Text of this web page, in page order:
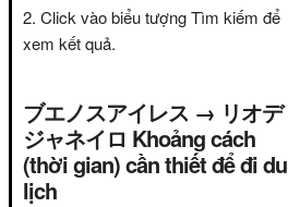
Click vào biểu tượng Tìm kiếm để
xem kết quả.
ブエノスアイレス → リオデ
ジャネイロ Khoảng cách
(thời gian) cần thiết để đi du
lịch